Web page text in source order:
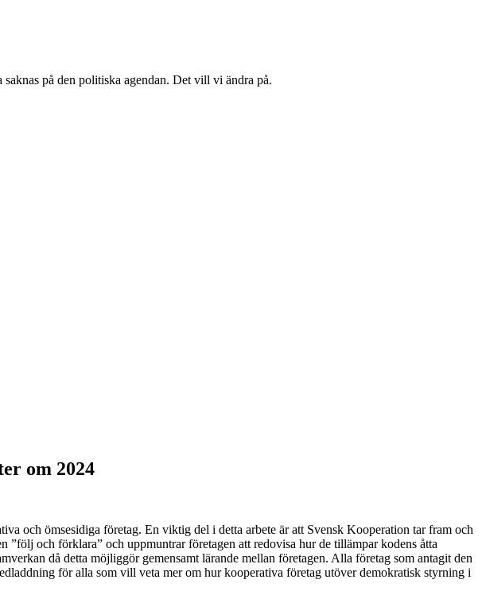
på den politiska agendan. Det vill vi ändra på.
om 2024
och ömsesidiga företag. En viktig del i detta arbete är att Svensk Kooperation tar fram och
”följ och förklara” och uppmuntrar företagen att redovisa hur de tillämpar kodens åtta
då detta möjliggör gemensamt lärande mellan företagen. Alla företag som antagit den
för alla som vill veta mer om hur kooperativa företag utöver demokratisk styrning i